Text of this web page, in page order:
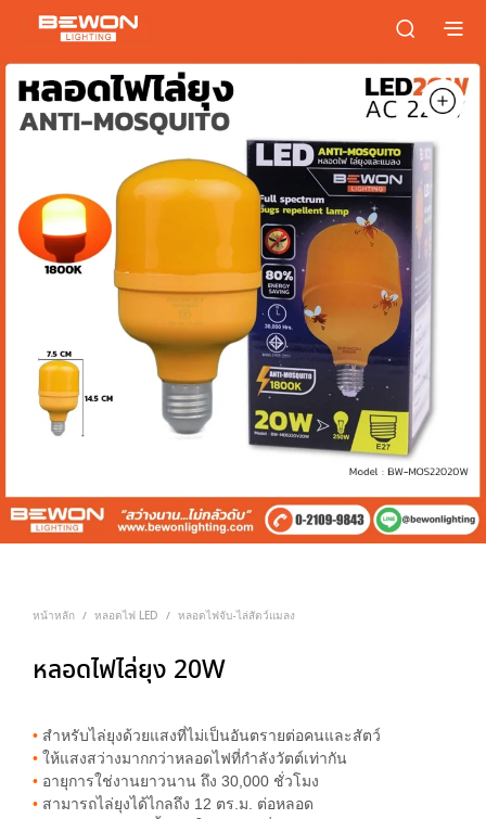
หน้าหลัก / หลอดไฟ LED / หลอดไฟจับ-ไล่สัตว์แมลง
หลอดไฟไล่ยุง 20W
• สำหรับไล่ยุงด้วยแสงที่ไม่เป็นอันตรายต่อคนและสัตว์
• ให้แสงสว่างมากกว่าหลอดไฟที่กำลังวัตต์เท่ากัน
• อายุการใช่งานยาวนาน ถึง 30,000 ชั่วโมง
• สามารถไล่ยุงได้ไกลถึง 12 ตร.ม. ต่อหลอด